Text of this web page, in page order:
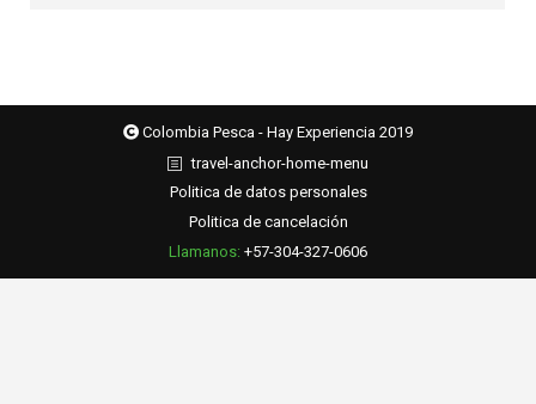
Colombia Pesca - Hay Experiencia 2019
travel-anchor-home-menu
Politica de datos personales
Politica de cancelación
Llamanos: +57-304-327-0606